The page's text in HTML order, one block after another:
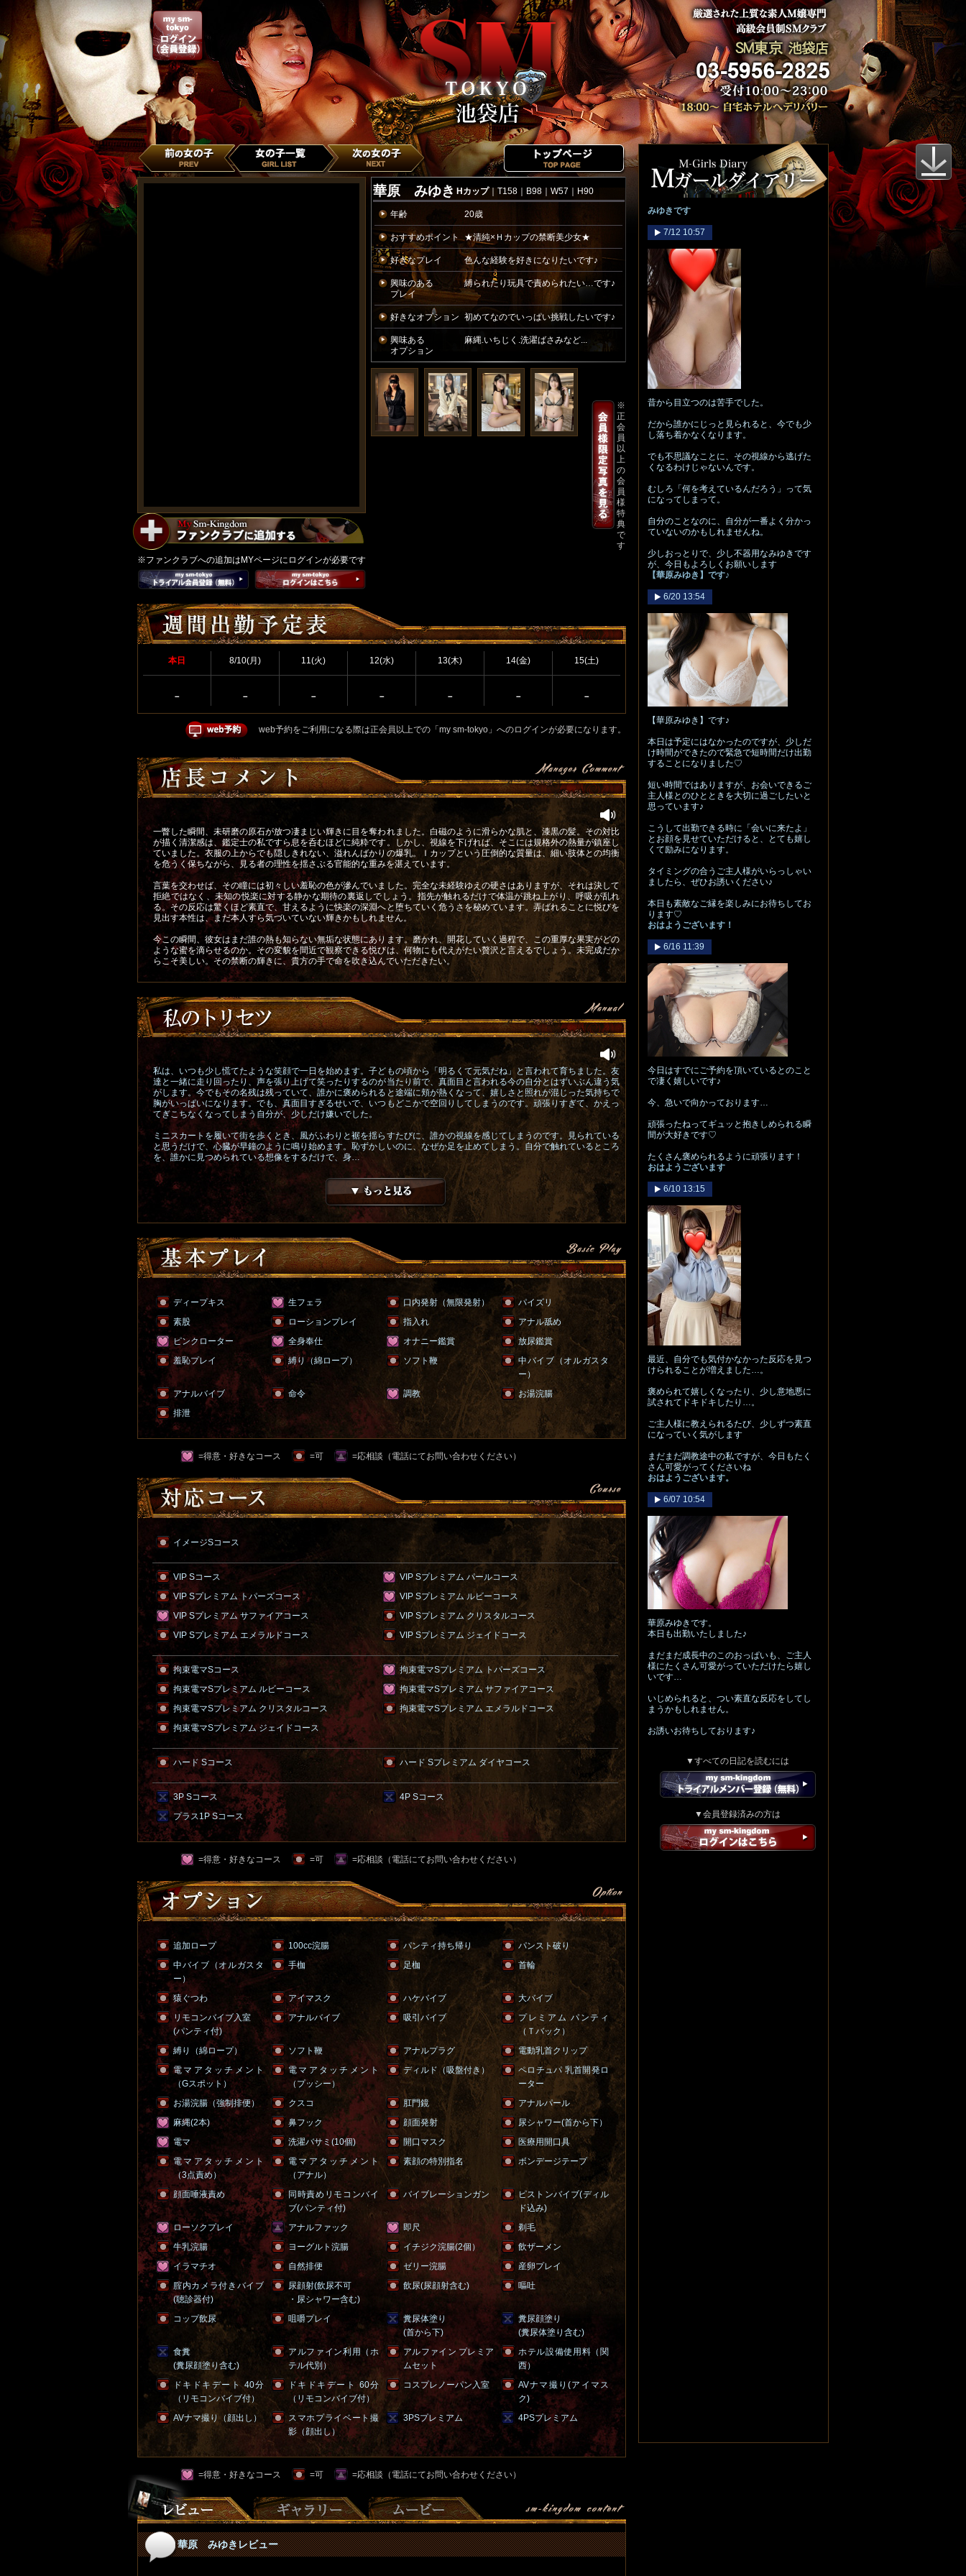
A
g
e
n
e
r
at
e
d
※ファンクラブへの追加はMYページにログインが必要です
華原 みゆき Hカップ｜T158｜B98｜W57｜H90
年齢 20歳
おすすめポイント ★清純×Ｈカップの禁断美少女★
好きなプレイ 色んな経験を好きになりたいです♪
興味のある
プレイ
縛られたり玩具で責められたい…です♪
好きなオプション 初めてなのでいっぱい挑戦したいです♪
興味ある
オプション
麻縄.いちじく.洗濯ばさみなど...
※
正
会
員
以
上
の
会
員
様
特
典
で
す
本日 8/10(月) 11(火) 12(水) 13(木) 14(金) 15(土)
－ － － － － － －
web予約をご利用になる際は正会員以上での「my sm-tokyo」へのログインが必要になります。
一瞥した瞬間、未研磨の原石が放つ凄まじい輝きに目を奪われました。白磁のように滑らかな肌と、漆黒の髪。その対比
が描く清潔感は、鑑定士の私ですら息を呑むほどに純粋です。しかし、視線を下げれば、そこには規格外の熱量が鎮座し
ていました。衣服の上からでも隠しきれない、溢れんばかりの爆乳。Ｉカップという圧倒的な質量は、細い肢体との均衡
を危うく保ちながら、見る者の理性を揺さぶる官能的な重みを湛えています。
言葉を交わせば、その瞳には初々しい羞恥の色が滲んでいました。完全な未経験ゆえの硬さはありますが、それは決して
拒絶ではなく、未知の悦楽に対する静かな期待の裏返しでしょう。指先が触れるだけで体温が跳ね上がり、呼吸が乱れ
る。その反応は驚くほど素直で、甘えるように快楽の深淵へと堕ちていく危うさを秘めています。弄ばれることに悦びを
見出す本性は、まだ本人すら気づいていない輝きかもしれません。
今この瞬間、彼女はまだ誰の熱も知らない無垢な状態にあります。磨かれ、開花していく過程で、この重厚な果実がどの
ような蜜を滴らせるのか。その変貌を間近で観察できる悦びは、何物にも代えがたい贅沢と言えるでしょう。未完成だか
らこそ美しい。その禁断の輝きに、貴方の手で命を吹き込んでいただきたい。
私は、いつも少し慌てたような笑顔で一日を始めます。子どもの頃から「明るくて元気だね」と言われて育ちました。友
達と一緒に走り回ったり、声を張り上げて笑ったりするのが当たり前で、真面目と言われる今の自分とはずいぶん違う気
がします。今でもその名残は残っていて、誰かに褒められると途端に頬が熱くなって、嬉しさと照れが混じった気持ちで
胸がいっぱいになります。でも、真面目すぎるせいで、いつもどこかで空回りしてしまうのです。頑張りすぎて、かえっ
てぎこちなくなってしまう自分が、少しだけ嫌いでした。
ミニスカートを履いて街を歩くとき、風がふわりと裾を揺らすたびに、誰かの視線を感じてしまうのです。見られている
と思うだけで、心臓が早鐘のように鳴り始めます。恥ずかしいのに、なぜか足を止めてしまう。自分で触れているところ
を、誰かに見つめられている想像をするだけで、身…
ディープキス 生フェラ 口内発射（無限発射）
パイズリ
素股
ローションプレイ 指入れ
アナル舐め
ピンクローター
全身奉仕 オナニー鑑賞
放尿鑑賞
羞恥プレイ
縛り（綿ロープ） ソフト鞭
中バイブ（オルガスタ
ー）
アナルバイブ
命令 調教
お湯浣腸
排泄
=得意・好きなコース =可 =応相談（電話にてお問い合わせください）
イメージSコース
VIP Sコース
VIP Sプレミアム パールコース
VIP Sプレミアム トパーズコース
VIP Sプレミアム ルビーコース
VIP Sプレミアム サファイアコース
VIP Sプレミアム クリスタルコース
VIP Sプレミアム エメラルドコース
VIP Sプレミアム ジェイドコース
拘束電マSコース
拘束電マSプレミアム トパーズコース
拘束電マSプレミアム ルビーコース
拘束電マSプレミアム サファイアコース
拘束電マSプレミアム クリスタルコース
拘束電マSプレミアム エメラルドコース
拘束電マSプレミアム ジェイドコース
ハード Sコース ハード Sプレミアム ダイヤコース
3P Sコース
4P Sコース
プラス1P Sコース
=得意・好きなコース =可 =応相談（電話にてお問い合わせください）
追加ロープ 100cc浣腸 パンティ持ち帰り
パンスト破り
中バイブ（オルガスタ
ー）
手枷 足枷 首輪
猿ぐつわ アイマスク ハケバイブ
大バイブ
リモコンバイブ入室
(パンティ付)
アナルバイブ 吸引バイブ
プレミアム パンティ
（Ｔバック）
縛り（綿ロープ）
ソフト鞭 アナルプラグ
電動乳首クリップ
電マアタッチメント
（Gスポット）
電マアタッチメント
（プッシー）
ディルド（吸盤付き）
ペロチュパ 乳首開発ロ
ーター
お湯浣腸（強制排便）
クスコ 肛門鏡
アナルパール
麻縄(2本)
鼻フック 顔面発射
尿シャワー(首から下）
電マ
洗濯バサミ(10個) 開口マスク
医療用開口具
電マアタッチメント
（3点責め）
電マアタッチメント
（アナル）
素顔の特別指名 ボンデージテープ
顔面唾液責め
同時責めリモコンバイ
ブ(パンティ付)
バイブレーションガン
ピストンバイブ(ディル
ド込み)
ローソクプレイ
アナルファック 即尺
剃毛
牛乳浣腸
ヨーグルト浣腸 イチジク浣腸(2個）
飲ザーメン
イラマチオ
自然排便 ゼリー浣腸
産卵プレイ
腟内カメラ付きバイブ
(聴診器付)
尿顔射(飲尿不可
・尿シャワー含む)
飲尿(尿顔射含む) 嘔吐
コップ飲尿 咀嚼プレイ
糞尿体塗り
(首から下)
糞尿顔塗り
(糞尿体塗り含む)
食糞
(糞尿顔塗り含む)
アルファイン利用（ホ
テル代別）
アルファイン プレミア
ムセット
ホテル設備使用料（関
西）
ドキドキデート 40分
（リモコンバイブ付）
ドキドキデート 60分
（リモコンバイブ付）
コスプレノーパン入室
AVナマ撮り(アイマス
ク)
AVナマ撮り（顔出し）
スマホプライベート撮
影（顔出し）
3PSプレミアム 4PSプレミアム
=得意・好きなコース =可 =応相談（電話にてお問い合わせください）
華原 みゆきレビュー
みゆきです
7/12 10:57
昔から目立つのは苦手でした。
だから誰かにじっと見られると、今でも少
し落ち着かなくなります。
でも不思議なことに、その視線から逃げた
くなるわけじゃないんです。
むしろ「何を考えているんだろう」って気
になってしまって。
自分のことなのに、自分が一番よく分かっ
ていないのかもしれませんね。
少しおっとりで、少し不器用なみゆきです
が、今日もよろしくお願いします
【華原みゆき】です♪
6/20 13:54
【華原みゆき】です♪
本日は予定にはなかったのですが、少しだ
け時間ができたので緊急で短時間だけ出勤
することになりました♡
短い時間ではありますが、お会いできるご
主人様とのひとときを大切に過ごしたいと
思っています♪
こうして出勤できる時に「会いに来たよ」
とお顔を見せていただけると、とても嬉し
くて励みになります。
タイミングの合うご主人様がいらっしゃい
ましたら、ぜひお誘いください♪
本日も素敵なご縁を楽しみにお待ちしてお
ります♡
おはようございます！
6/16 11:39
今日はすでにご予約を頂いているとのこと
で凄く嬉しいです♪
今、急いで向かっております…
頑張ったねってギュッと抱きしめられる瞬
間が大好きです♡
たくさん褒められるように頑張ります！
おはようございます
6/10 13:15
最近、自分でも気付かなかった反応を見つ
けられることが増えました…。
褒められて嬉しくなったり、少し意地悪に
試されてドキドキしたり…。
ご主人様に教えられるたび、少しずつ素直
になっていく気がします
まだまだ調教途中の私ですが、今日もたく
さん可愛がってくださいね
おはようございます。
6/07 10:54
華原みゆきです。
本日も出勤いたしました♪
まだまだ成長中のこのおっぱいも、ご主人
様にたくさん可愛がっていただけたら嬉し
いです…
いじめられると、つい素直な反応をしてし
まうかもしれません。
お誘いお待ちしております♪
▼すべての日記を読むには
▼会員登録済みの方は